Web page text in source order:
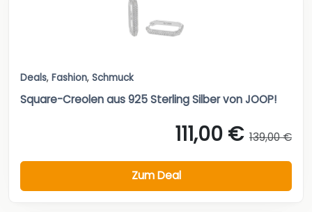
Deals, Fashion, Schmuck
Square-Creolen aus 925 Sterling Silber von JOOP!
111,00 € 139,00 €
Zum Deal